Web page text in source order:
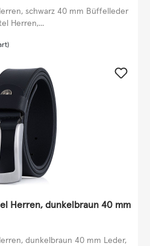
schwarz 40 mm Büffelleder
Herren,...
Herren, dunkelbraun 40 mm
dunkelbraun 40 mm Leder,